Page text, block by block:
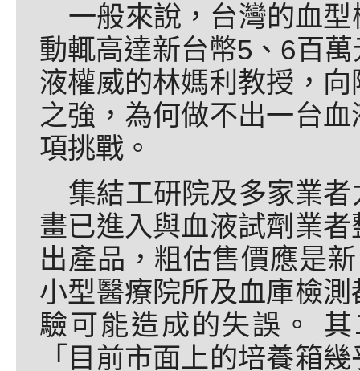
一般來說，台灣的血
動輒高達新台幣5、6百
液權威的林媽利教授，
之強，為何做不出一台
項挑戰。
集結工研院及多家業
畫已進入與血液試劑業
出產品，粗估售價應是
小型醫療院所及血庫檢
驗可能造成的失誤。
「目前市面上的培養箱